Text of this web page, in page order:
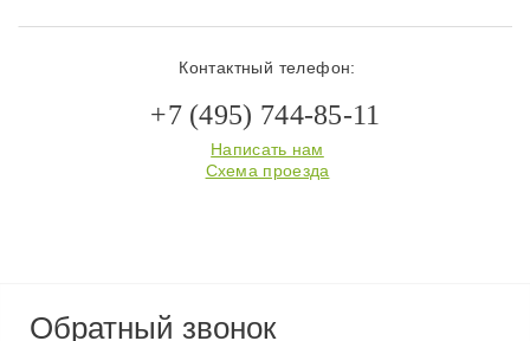
Контактный телефон:
+7 (495) 744-85-11
Написать нам
Схема проезда
Обратный звонок